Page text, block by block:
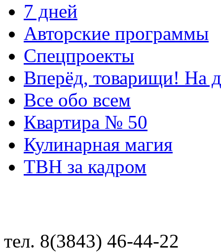
7 дней
Авторские программы
Спецпроекты
Вперёд, товарищи! На
Все обо всем
Квартира № 50
Кулинарная магия
ТВН за кадром
тел. 8(3843) 46-44-22